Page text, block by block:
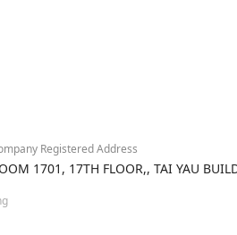
Registered Address
1701, 17TH FLOOR,, TAI YAU